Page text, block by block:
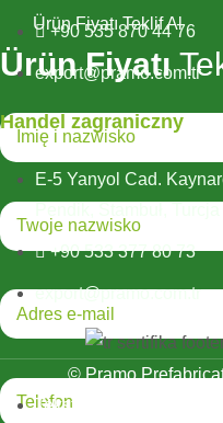
+90 535 870 44 76
export@pramo.com.tr
Handel zagraniczny
E-5 Yanyol Cad.
+90 533 377 80 73
export@pramo.com.tr
© Pramo
Tekst wyjaśniający
Ürün Fiyatı Teklif Al
Ürün Fiyatı